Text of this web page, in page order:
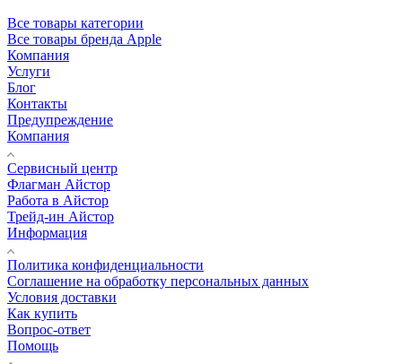
Все товары категории
Все товары бренда Apple
Компания
Услуги
Блог
Контакты
Предупреждение
Компания
Сервисный центр
Флагман Айстор
Работа в Айстор
Трейд-ин Айстор
Информация
Политика конфиденциальности
Соглашение на обработку персональных данных
Условия доставки
Как купить
Вопрос-ответ
Помощь